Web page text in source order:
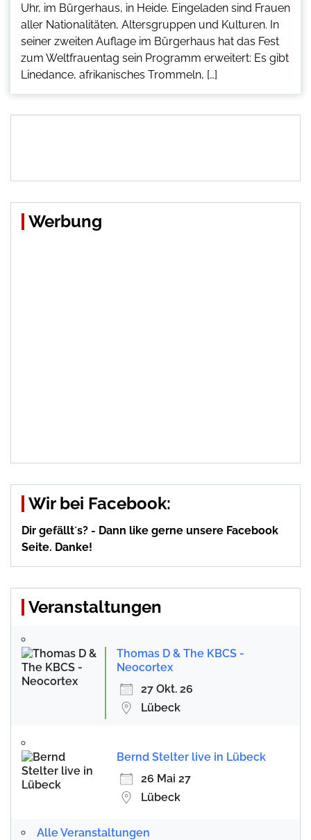
Uhr, im Bürgerhaus, in Heide. Eingeladen sind Frauen
aller Nationalitäten, Altersgruppen und Kulturen. In
seiner zweiten Auflage im Bürgerhaus hat das Fest
zum Weltfrauentag sein Programm erweitert: Es gibt
Linedance, afrikanisches Trommeln, […]
Werbung
Wir bei Facebook:
Dir gefällt´s? - Dann like gerne unsere Facebook
Seite. Danke!
Veranstaltungen
Thomas D & The KBCS -
Neocortex
27 Okt. 26
Lübeck
Bernd Stelter live in Lübeck
26 Mai 27
Lübeck
Alle Veranstaltungen